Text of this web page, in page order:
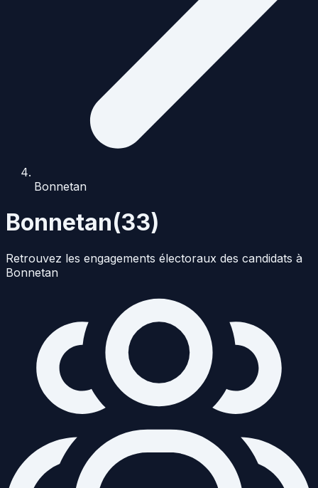
Bonnetan
Bonnetan(33)
Retrouvez les engagements électoraux des candidats à
Bonnetan